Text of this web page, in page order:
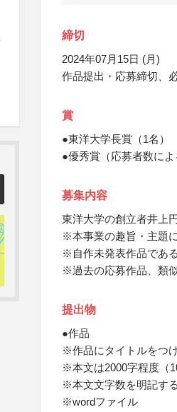
締切
2024年07月15日 (月)
作品提出・応募締切、
賞
●東洋大学長賞（1名
●優秀賞（応募者数に
募集内容
東洋大学の創立者井上
※本事業の趣旨・主題
※自作未発表作品であ
※過去の応募作品、類
提出物
●作品
※作品にタイトルをつ
※本文は2000字程度（
※本文文字数を明記す
※wordファイル